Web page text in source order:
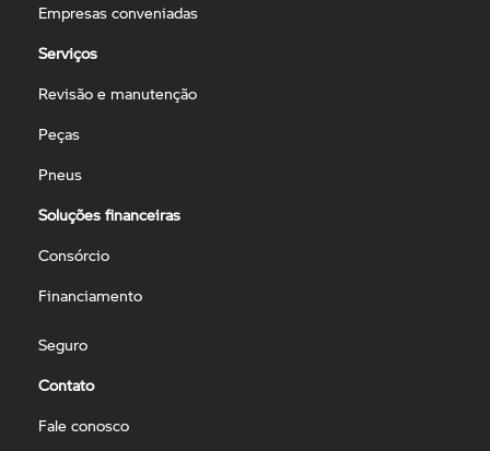
Empresas conveniadas
Serviços
Revisão e manutenção
Peças
Pneus
Soluções financeiras
Consórcio
Financiamento
Seguro
Contato
Fale conosco